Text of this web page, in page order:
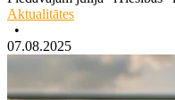
Aktualitātes
•
07.08.2025